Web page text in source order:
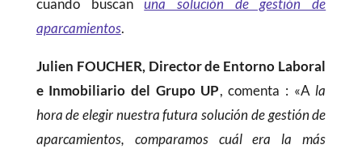
cuando buscanuna solución de gestión de
aparcamientos.
Julien FOUCHER, Director de Entorno Laboral
e Inmobiliario del Grupo UP, comenta : «A la
hora de elegir nuestra futura solución de gestión de
aparcamientos, comparamos cuál era la más